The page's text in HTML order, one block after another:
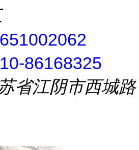
86168325
省江阴市西城路